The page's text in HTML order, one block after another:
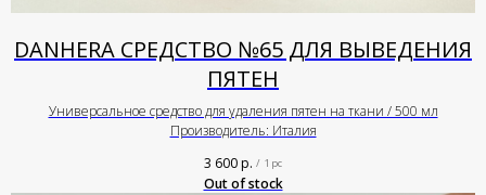
DANHERA СРЕДСТВО №65 ДЛЯ ВЫВЕДЕНИЯ
ПЯТЕН
Универсальное средство для удаления пятен на ткани / 500 мл
Производитель: Италия
3 600р. / 1 pc
Out of stock